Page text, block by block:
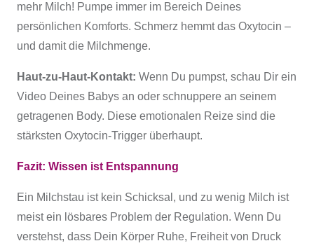
mehr Milch! Pumpe immer im Bereich Deines
persönlichen Komforts. Schmerz hemmt das Oxytocin –
und damit die Milchmenge.
Haut-zu-Haut-Kontakt: Wenn Du pumpst, schau Dir ein
Video Deines Babys an oder schnuppere an seinem
getragenen Body. Diese emotionalen Reize sind die
stärksten Oxytocin-Trigger überhaupt.
Fazit: Wissen ist Entspannung
Ein Milchstau ist kein Schicksal, und zu wenig Milch ist
meist ein lösbares Problem der Regulation. Wenn Du
verstehst, dass Dein Körper Ruhe, Freiheit von Druck